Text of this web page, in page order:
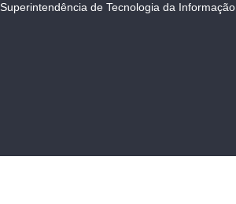
Superintendência de Tecnologia da Informação